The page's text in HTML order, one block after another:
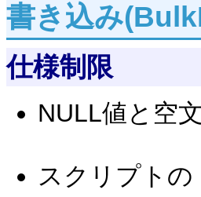
書き込み
仕様制限
NULL値と空
スクリプト